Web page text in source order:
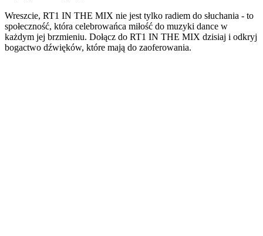
Wreszcie, RT1 IN THE MIX nie jest tylko radiem do słuchania - to
społeczność, która celebrowańca miłość do muzyki dance w
każdym jej brzmieniu. Dołącz do RT1 IN THE MIX dzisiaj i odkryj
bogactwo dźwięków, które mają do zaoferowania.